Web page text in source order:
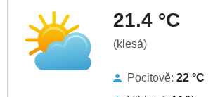
21.4 °C
(klesá)
Pocitově: 22 °C